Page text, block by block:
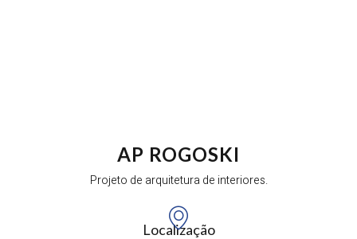
AP ROGOSKI
Projeto de arquitetura de interiores.
Localização